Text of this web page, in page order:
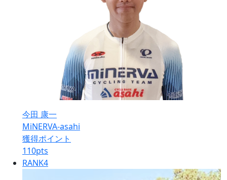
今田 康一
MiNERVA-asahi
獲得ポイント
110pts
RANK4